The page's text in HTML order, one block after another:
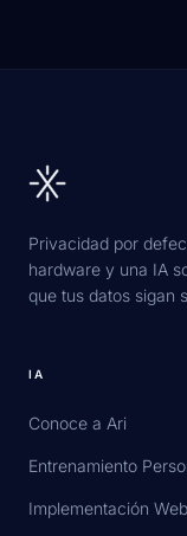
Privacidad por
hardware y una IA
que tus datos sigan
IA
Conoce a Ari
Entrenamiento
Implementación Web